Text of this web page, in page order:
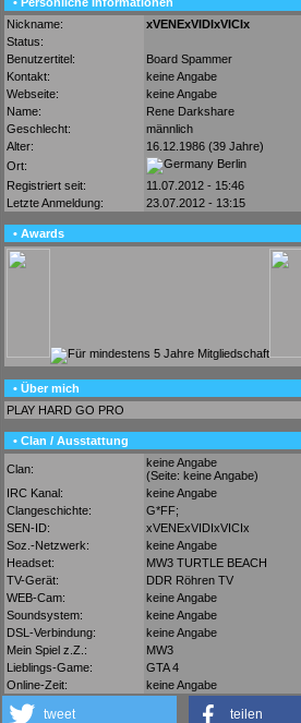
Nickname:
xVENExVIDIxVICIx
Status:
Benutzertitel:
Board Spammer
Kontakt:
keine Angabe
Webseite:
keine Angabe
Name:
Rene Darkshare
Geschlecht:
männlich
Alter:
16.12.1986 (39 Jahre)
Ort:
Berlin
Registriert seit:
11.07.2012 - 15:46
Letzte Anmeldung:
23.07.2012 - 13:15
• Awards
• Über mich
PLAY HARD GO PRO
• Clan / Ausstattung
Clan:
keine Angabe
(Seite: keine Angabe)
IRC Kanal:
keine Angabe
Clangeschichte:
G*FF;
SEN-ID:
xVENExVIDIxVICIx
Soz.-Netzwerk:
keine Angabe
Headset:
MW3 TURTLE BEACH
TV-Gerät:
DDR Röhren TV
WEB-Cam:
keine Angabe
Soundsystem:
keine Angabe
DSL-Verbindung:
keine Angabe
Mein Spiel z.Z.:
MW3
Lieblings-Game:
GTA 4
Online-Zeit:
keine Angabe
tweet teilen